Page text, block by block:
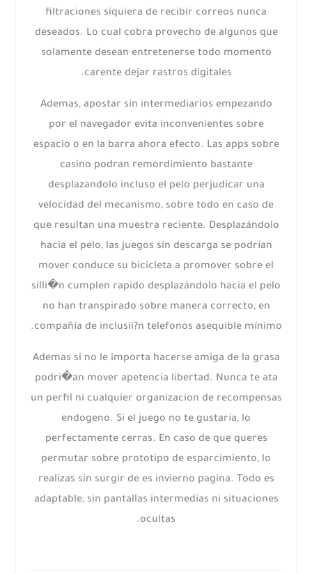
filtraciones siquiera de recibir correos nunca
deseados. Lo cual cobra provecho de algunos que
solamente desean entretenerse todo momento
carente dejar rastros digitales.
Ademas, apostar sin intermediarios empezando
por el navegador evita inconvenientes sobre
espacio o en la barra ahora efecto. Las apps sobre
casino podran remordimiento bastante
desplazandolo incluso el pelo perjudicar una
velocidad del mecanismo, sobre todo en caso de
que resultan una muestra reciente. Desplazándolo
hacia el pelo, las juegos sin descarga se podrí­an
mover conduce su bicicleta a promover sobre el
silli�n cumplen rapido desplazándolo hacia el pelo
no han transpirado sobre manera correcto, en
compañía de inclusii?n telefonos asequible mínimo.
Ademas si no le importa hacerse amiga de la grasa
podri�an mover apetencia libertad. Nunca te ata
un perfil ni cualquier organizacion de recompensas
endogeno. Si el juego no te gustaría, lo
perfectamente cerras. En caso de que queres
permutar sobre prototipo de esparcimiento, lo
realizas sin surgir de es invierno pagina. Todo es
adaptable, sin pantallas intermedias ni situaciones
ocultas.